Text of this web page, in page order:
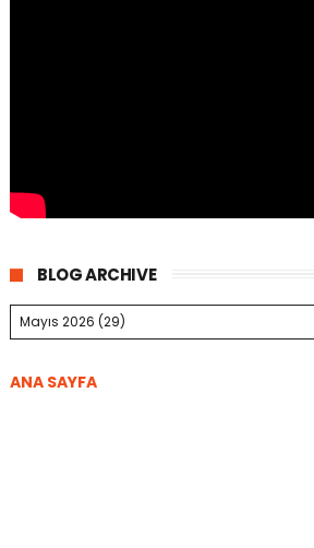
BLOG ARCHIVE
ANA SAYFA